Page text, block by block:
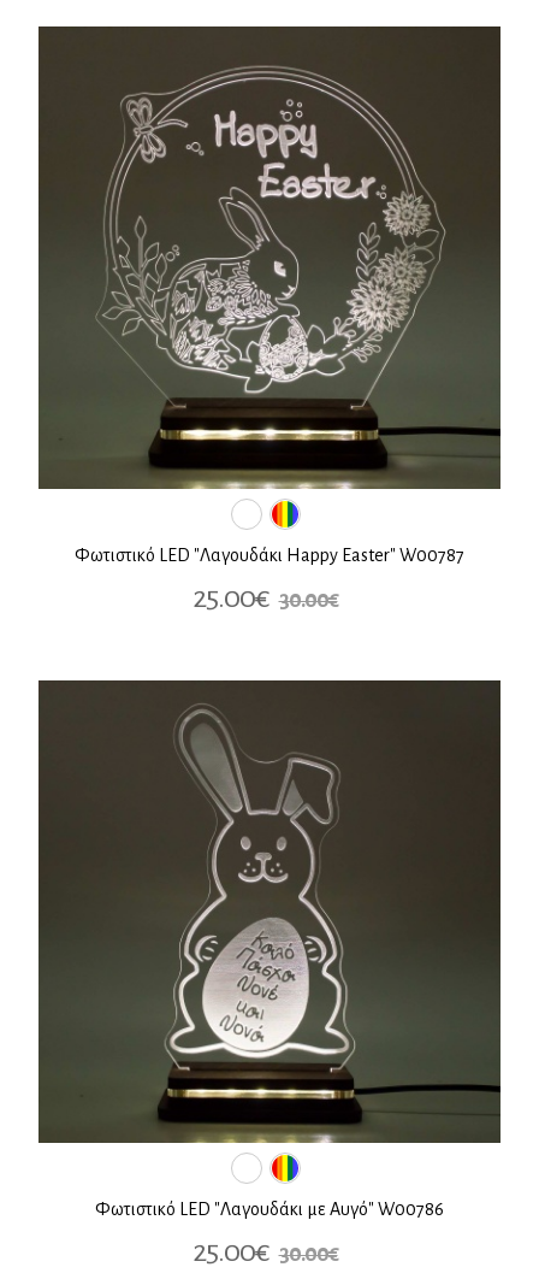
Φωτιστικό LED "Λαγουδάκι Happy Easter" W00787
25.00€ 30.00€
Φωτιστικό LED "Λαγουδάκι με Αυγό" W00786
25.00€ 30.00€